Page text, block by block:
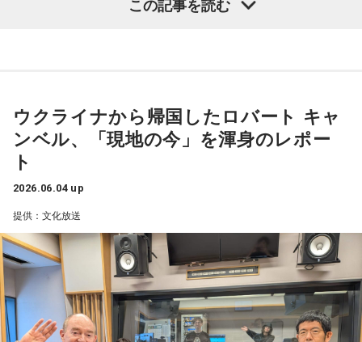
青木「文春は次々とスクープを放っている。木下公設秘書、
筆頭秘書ですよね。その秘書と動画制作者の松井さんがオン
ラインでミーティングして。松井さんが動画をつくった、と
いうのは事実としてある。ところが文春の一人旅みたいにな
って、メディアも追いかけない。法的な問題は、プロの目か
ら見てどうなんですか？」
郷原 「先週、Yahoo!ニュースで書きました。公選法221条の
『買収罪』じゃなくて、『利害誘導罪』というものがあるん
です。買収罪はお金を渡して、投票してください、選挙運動
番組初登場の白石あきさんは、埼玉県川越市出身。2歳で民謡
の初舞台を踏み、日本郷土民謡協会で総合優勝、17歳で高校
生民謡歌手としてプロデビュー。民謡だけでなく、津軽三味
線や三線もこなすマルチプレーヤーとして活躍中です。2026
年4月22日には、『雨の街角』で歌謡界デビューを果たしま
した。
オープニングに、『じょんから女節』（長山洋子）を、津軽
三味線の弾き語りで披露。見事なばちさばきと力強い歌声
で、会場を魅了しました。
この記事を読む
ウクライナから帰国したロバート キャ
ンベル、「現地の今」を渾身のレポー
ト
2026.06.04 up
提供：文化放送